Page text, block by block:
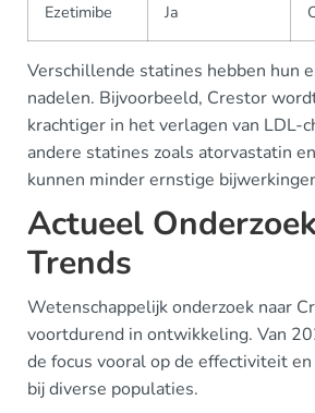
Ezetimibe Ja
Verschillende statines hebben hun
nadelen. Bijvoorbeeld, Crestor
krachtiger in het verlagen van LDL-
andere statines zoals atorvastatin
kunnen minder ernstige
Actueel
Trends
Wetenschappelijk onderzoek naar
voortdurend in ontwikkeling. Van
de focus vooral op de effectiviteit
bij diverse populaties.